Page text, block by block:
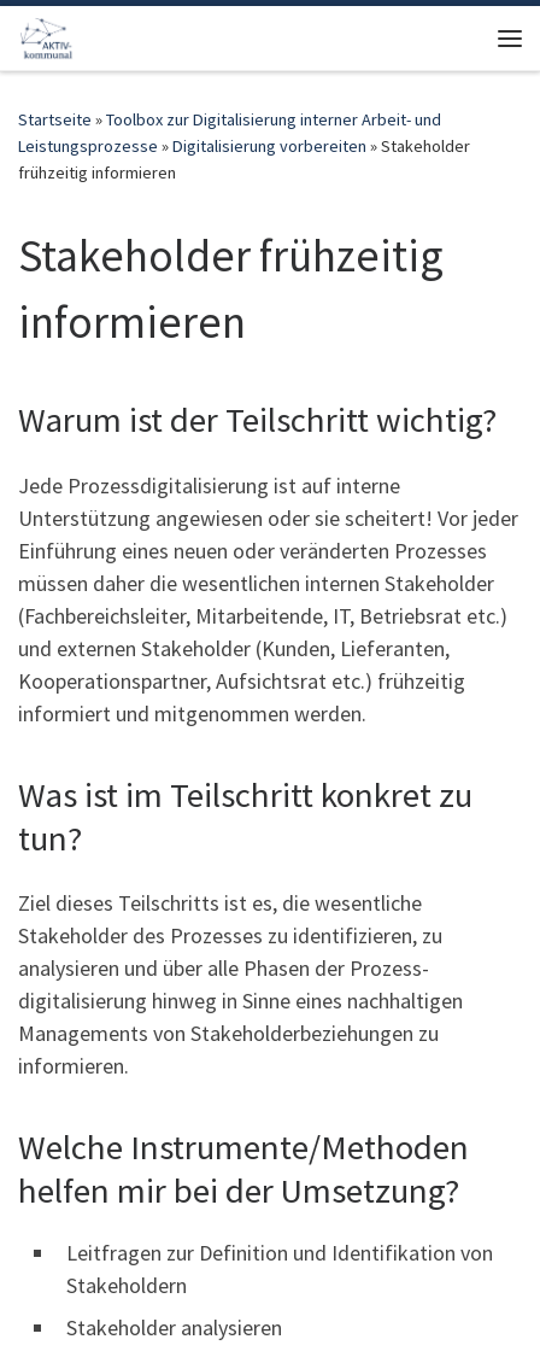
Zum Inhalt springen
Startseite »Toolbox zur Digitalisierung interner Arbeit- und
Leistungsprozesse »Digitalisierung vorbereiten »Stakeholder
frühzeitig informieren
Stakeholder frühzeitig
informieren
Warum ist der Teilschritt wichtig?
Jede Prozessdigitalisierung ist auf interne
Unterstützung angewiesen oder sie scheitert! Vor jeder
Einführung eines neuen oder veränderten Prozesses
müssen daher die wesentlichen internen Stakeholder
(Fachbereichsleiter, Mitarbeitende, IT, Betriebsrat etc.)
und externen Stakeholder (Kunden, Lieferanten,
Kooperationspartner, Aufsichtsrat etc.) frühzeitig
informiert und mitgenommen werden.
Was ist im Teilschritt konkret zu
tun?
Ziel dieses Teilschritts ist es, die wesentliche
Stakeholder des Prozesses zu identifizieren, zu
analysieren und über alle Phasen der Prozess-
digitalisierung hinweg in Sinne eines nachhaltigen
Managements von Stakeholderbeziehungen zu
informieren.
Welche Instrumente/Methoden
helfen mir bei der Umsetzung?
Leitfragen zur Definition und Identifikation von
Stakeholdern
Stakeholder analysieren